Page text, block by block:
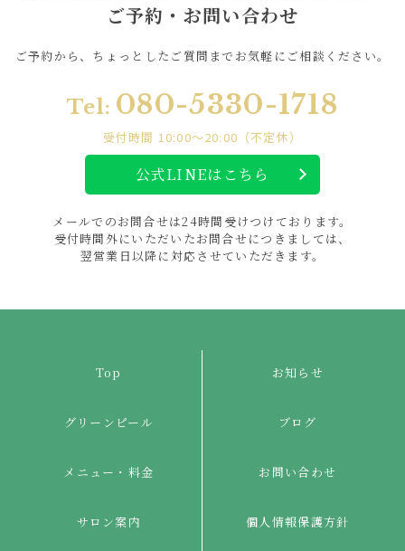
ご予約・お問い合わせ
ご予約から、 ちょっとしたご質問まで お気軽にご相談ください。
Tel: 080-5330-1718
受付時間 10:00～20:00（不定休）
公式LINEはこちら
メールでのお問合せは24時間 受けつけております。
受付時間外にいただいたお問合せにつきましては、
翌営業日以降に対応させていただきます。
Top
グリーンピール
メニュー・料金
サロン案内
お知らせ
ブログ
お問い合わせ
個人情報保護方針